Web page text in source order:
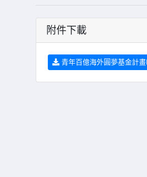
附件下載
青年百億海外圓夢基金計